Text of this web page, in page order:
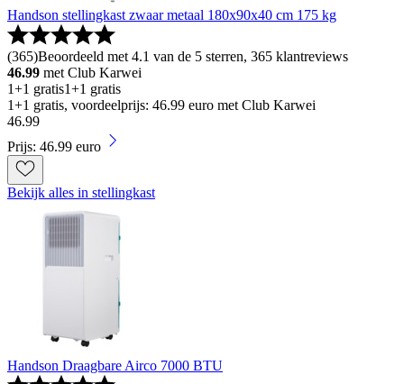
Handson stellingkast zwaar metaal 180x90x40 cm 175 kg
(365)Beoordeeld met 4.1 van de 5 sterren, 365 klantreviews
46.99 met Club Karwei
1+1 gratis1+1 gratis
1+1 gratis, voordeelprijs: 46.99 euro met Club Karwei
46.99
Prijs: 46.99 euro
Bekijk alles in stellingkast
Handson Draagbare Airco 7000 BTU